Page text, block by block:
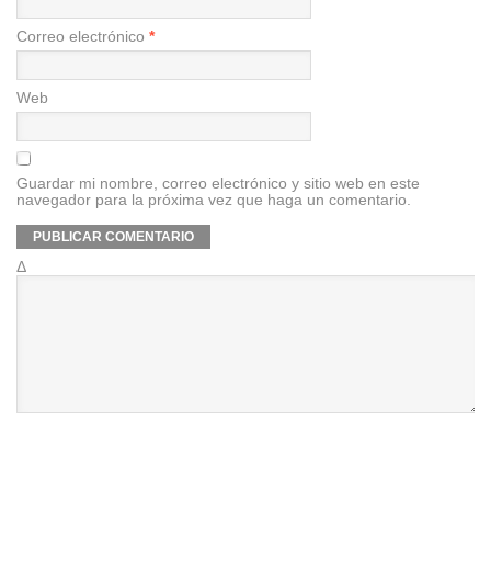
Correo electrónico *
Web
Guardar mi nombre, correo electrónico y sitio web en este
navegador para la próxima vez que haga un comentario.
Δ